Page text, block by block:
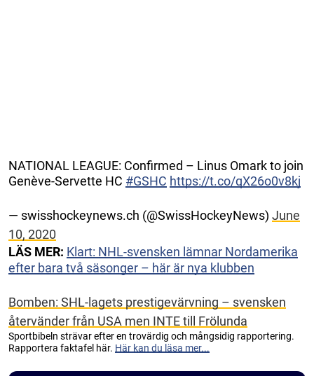
NATIONAL LEAGUE: Confirmed – Linus Omark to join
Genève-Servette HC #GSHC https://t.co/qX26o0v8kj
— swisshockeynews.ch (@SwissHockeyNews) June
10, 2020
LÄS MER: Klart: NHL-svensken lämnar Nordamerika
efter bara två säsonger – här är nya klubben
Bomben: SHL-lagets prestigevärvning – svensken
återvänder från USA men INTE till Frölunda
Sportbibeln strävar efter en trovärdig och mångsidig rapportering.
Rapportera faktafel här. Här kan du läsa mer...